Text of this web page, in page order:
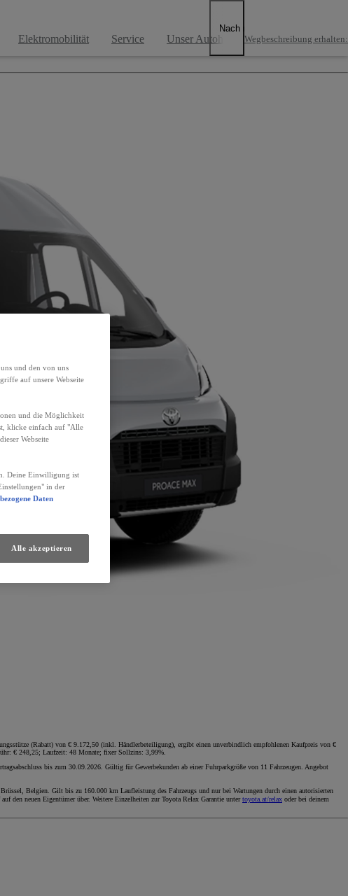
Elektromobilität Service Unser Autohaus
Nach rechts scrollen
Wegbeschreibung erhalten:
(Rabatt) von € 9.172,50 (inkl. Händlerbeteiligung), ergibt einen unverbindlich empfohlenen Kaufpreis von €
€ 248,25; Laufzeit: 48 Monate; fixer Sollzins: 3,99%.
bis zum 30.09.2026. Gültig für Gewerbekunden ab einer Fuhrparkgröße von 11 Fahrzeugen. Angebot
Belgien. Gilt bis zu 160.000 km Laufleistung des Fahrzeugs und nur bei Wartungen durch einen autorisierten
den neuen Eigentümer über. Weitere Einzelheiten zur Toyota Relax Garantie untertoyota.at/relax oder bei deinem
und den von uns
auf unsere Webseite
und die Möglichkeit
klicke einfach auf "Alle
Webseite
Deine Einwilligung ist
in der
Daten
Alle akzeptieren